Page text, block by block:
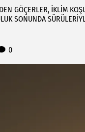
GÖÇERLER, İKLİM
SONUNDA
0